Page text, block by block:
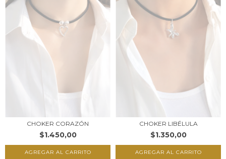
CHOKER CORAZÓN
$1.450,00
CHOKER LIBÉLULA
$1.350,00